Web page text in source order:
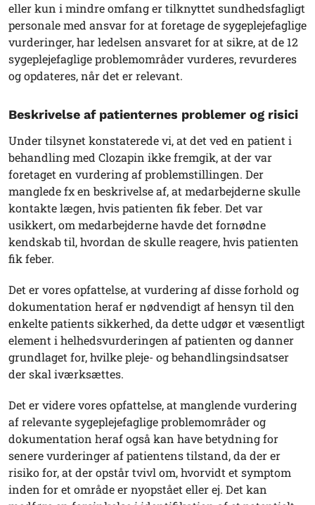
eller kun i mindre omfang er tilknyttet sundhedsfagligt
personale med ansvar for at foretage de sygeplejefaglige
vurderinger, har ledelsen ansvaret for at sikre, at de 12
sygeplejefaglige problemområder vurderes, revurderes
og opdateres, når det er relevant.
Beskrivelse af patienternes problemer og risici
Under tilsynet konstaterede vi, at det ved en patient i
behandling med Clozapin ikke fremgik, at der var
foretaget en vurdering af problemstillingen. Der
manglede fx en beskrivelse af, at medarbejderne skulle
kontakte lægen, hvis patienten fik feber. Det var
usikkert, om medarbejderne havde det fornødne
kendskab til, hvordan de skulle reagere, hvis patienten
fik feber.
Det er vores opfattelse, at vurdering af disse forhold og
dokumentation heraf er nødvendigt af hensyn til den
enkelte patients sikkerhed, da dette udgør et væsentligt
element i helhedsvurderingen af patienten og danner
grundlaget for, hvilke pleje- og behandlingsindsatser
der skal iværksættes.
Det er videre vores opfattelse, at manglende vurdering
af relevante sygeplejefaglige problemområder og
dokumentation heraf også kan have betydning for
senere vurderinger af patientens tilstand, da der er
risiko for, at der opstår tvivl om, hvorvidt et symptom
inden for et område er nyopstået eller ej. Det kan